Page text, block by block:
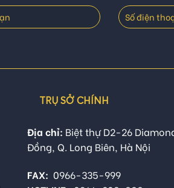
TRỤ SỞ CHÍNH
Địa chỉ: Biệt thự D2-26
Đồng, Q. Long Biên, Hà Nội
FAX: 0966-335-999